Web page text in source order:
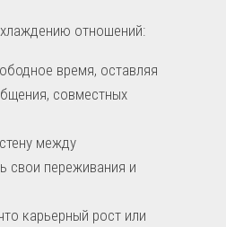
отношений:
время, оставляя
совместных
между
свои переживания и
карьерный рост или